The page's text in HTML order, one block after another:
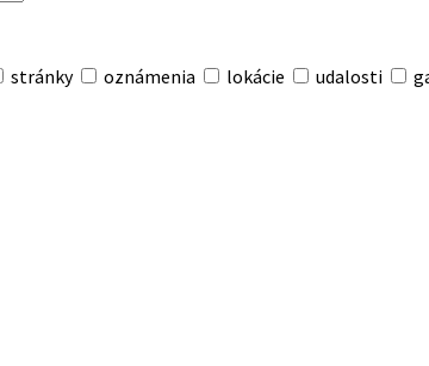
stránky oznámenia lokácie udalosti